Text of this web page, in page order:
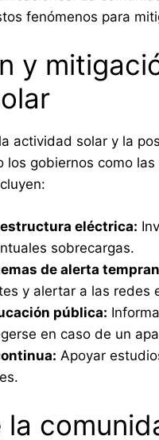
fenómenos para
y
actividad solar y la
gobiernos como
eléctrica:
sobrecargas.
de alerta
y alertar a las redes
pública:
en caso de un
Apoyar
la